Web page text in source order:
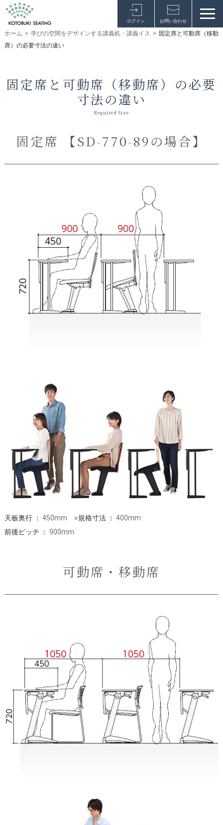
ログイン お問い合わせ
ホーム > 学びの空間をデザインする講義机・講義イス > 固定席と可動席（移動
席）の必要寸法の違い
固定席と可動席（移動席）の必要
寸法の違い
Required Size
固定席 【SD-770-89の場合】
天板奥行 ： 450mm ※規格寸法 ： 400mm
前後ピッチ ： 900mm
可動席・移動席